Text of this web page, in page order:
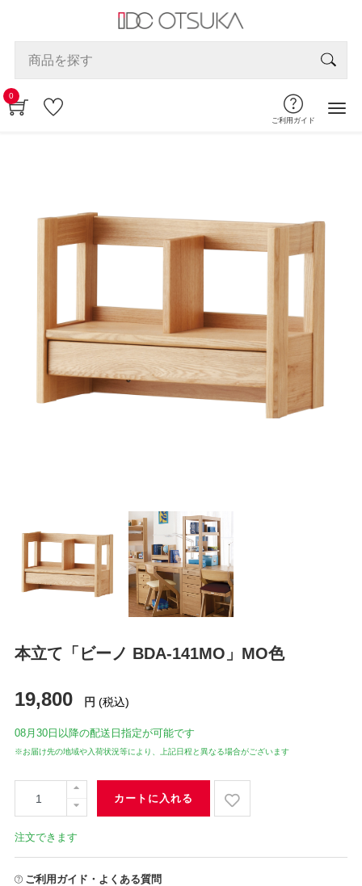
0
ご利用ガイド
本立て「ビーノ BDA-141MO」MO色
19,800 円 (税込)
08月30日 以降の配送日指定が可能です
※お届け先の地域や入荷状況等により、上記日程と異なる場合がございます
カートに入れる
注文できます
ご利用ガイド・よくある質問